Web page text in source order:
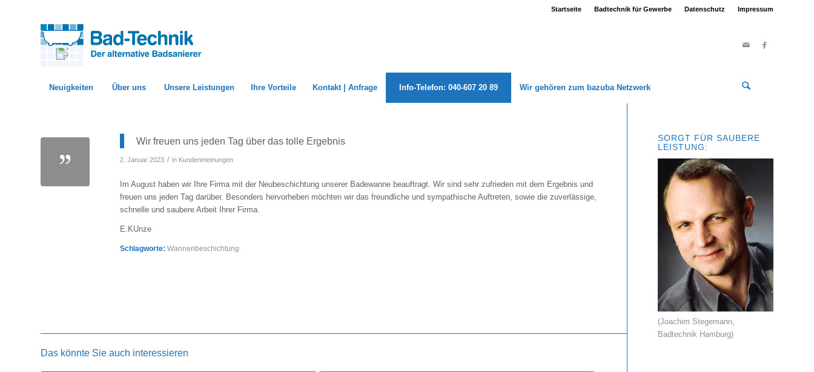
Startseite Badtechnik für Gewerbe Datenschutz Impressum
Neuigkeiten Über uns Unsere Leistungen Ihre Vorteile Kontakt | Anfrage Info-Telefon: 040-607 20 89 Wir gehören zum bazuba Netzwerk
Wir freuen uns jeden Tag über das tolle Ergebnis
2. Januar 2023 / in Kundenmeinungen
Im August haben wir Ihre Firma mit der Neubeschichtung unserer Badewanne beauftragt. Wir sind sehr zufrieden mit dem Ergebnis und
freuen uns jeden Tag darüber. Besonders hervorheben möchten wir das freundliche und sympathische Auftreten, sowie die zuverlässige,
schnelle und saubere Arbeit Ihrer Firma.
E.KUnze
Schlagworte: Wannenbeschichtung
Das könnte Sie auch interessieren
SORGT FÜR SAUBERE
LEISTUNG:
(Joachim Stegemann,
Badtechnik Hamburg)